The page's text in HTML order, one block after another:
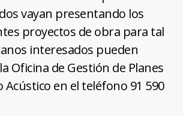
vayan presentando los
proyectos de obra para tal
interesados pueden
Oficina de Gestión de Planes
Acústico en el teléfono 91 590